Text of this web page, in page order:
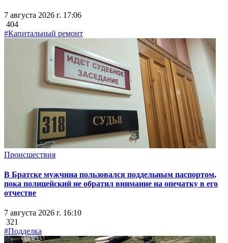
7 августа 2026 г. 17:06
404
#Капитальный ремонт
Происшествия
В Братске мужчина пользовался поддельным паспортом,
пока полицейский не обратил внимание на опечатку в его
отчестве
7 августа 2026 г. 16:10
321
#Подделка